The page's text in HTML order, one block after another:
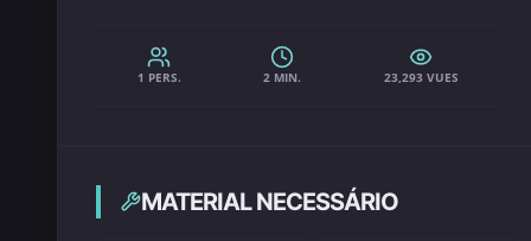
1 PERS. 2 MIN. 23,293 VUES
MATERIAL NECESSÁRIO